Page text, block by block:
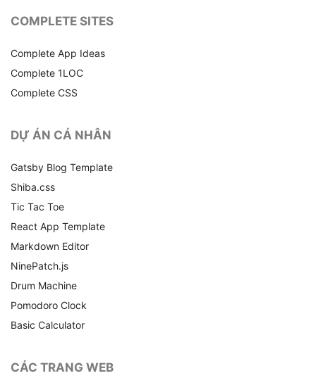
COMPLETE SITES
Complete App Ideas
Complete 1LOC
Complete CSS
DỰ ÁN CÁ NHÂN
Gatsby Blog Template
Shiba.css
Tic Tac Toe
React App Template
Markdown Editor
NinePatch.js
Drum Machine
Pomodoro Clock
Basic Calculator
CÁC TRANG WEB